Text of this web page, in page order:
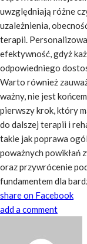
uwzględniają różne
uzależnienia,
terapii.
efektywność, gdyż
odpowiedniego
Warto również
ważny, nie jest
pierwszy krok, który
do dalszej terapii i
takie jak poprawa
poważnych powikłań
oraz przywrócenie
fundamentem dla
share on Facebook
add a comment